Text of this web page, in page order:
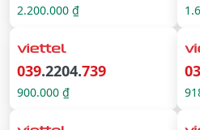
2.200.000 ₫
039.2204.739
900.000 ₫